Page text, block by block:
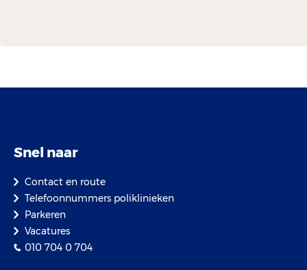
Snel naar
Contact en route
Telefoonnummers poliklinieken
Parkeren
Vacatures
010 704 0 704